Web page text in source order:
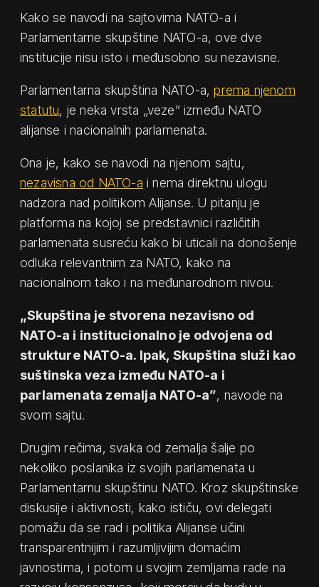
Kako se navodi na sajtovima NATO-a i
Parlamentarne skupštine NATO-a, ove dve
institucije nisu isto i međusobno su nezavisne.
Parlamentarna skupština NATO-a,prema njenom
statutu, je neka vrsta „veze” između NATO
alijanse i nacionalnih parlamenata.
Ona je, kako se navodi na njenom sajtu,
nezavisna od NATO-a i nema direktnu ulogu
nadzora nad politikom Alijanse. U pitanju je
platforma na kojoj se predstavnici različitih
parlamenata susreću kako bi uticali na donošenje
odluka relevantnim za NATO, kako na
nacionalnom tako i na međunarodnom nivou.
„Skupština je stvorena nezavisno od
NATO-a i institucionalno je odvojena od
strukture NATO-a. Ipak, Skupština služi kao
suštinska veza između NATO-a i
parlamenata zemalja NATO-a”, navode na
svom sajtu.
Drugim rečima, svaka od zemalja šalje po
nekoliko poslanika iz svojih parlamenata u
Parlamentarnu skupštinu NATO. Kroz skupštinske
diskusije i aktivnosti, kako ističu, ovi delegati
pomažu da se rad i politika Alijanse učini
transparentnijim i razumljivijim domaćim
javnostima, i potom u svojim zemljama rade na